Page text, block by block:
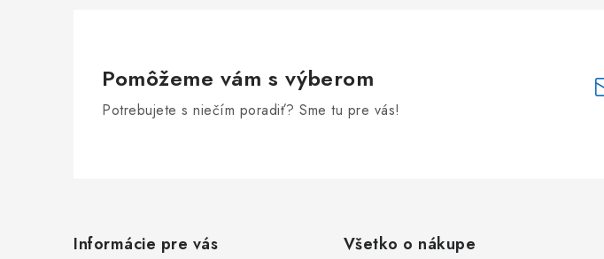
Pomôžeme vám s výberom
Potrebujete s niečím poradiť? Sme tu pre vás!
Informácie pre vás Všetko o nákupe